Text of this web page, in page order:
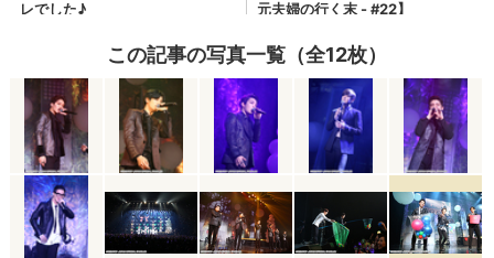
この記事の写真一覧（全12枚）